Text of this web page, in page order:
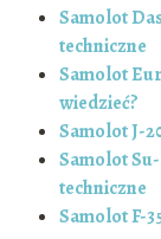
Samolot
techniczne
Samolot
wiedzieć?
Samolot J-
Samolot
techniczne
Samolot F-